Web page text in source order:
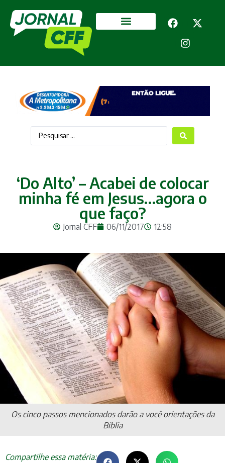
‘Do Alto’ – Acabei de colocar
minha fé em Jesus…agora o
que faço?
Jornal CFF 06/11/2017 12:58
Os cinco passos mencionados darão a você orientações da
Bíblia
Compartilhe essa matéria: